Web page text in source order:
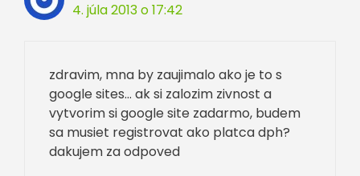
4. júla 2013 o 17:42
zdravim, mna by zaujimalo ako je to s
google sites… ak si zalozim zivnost a
vytvorim si google site zadarmo, budem
sa musiet registrovat ako platca dph?
dakujem za odpoved